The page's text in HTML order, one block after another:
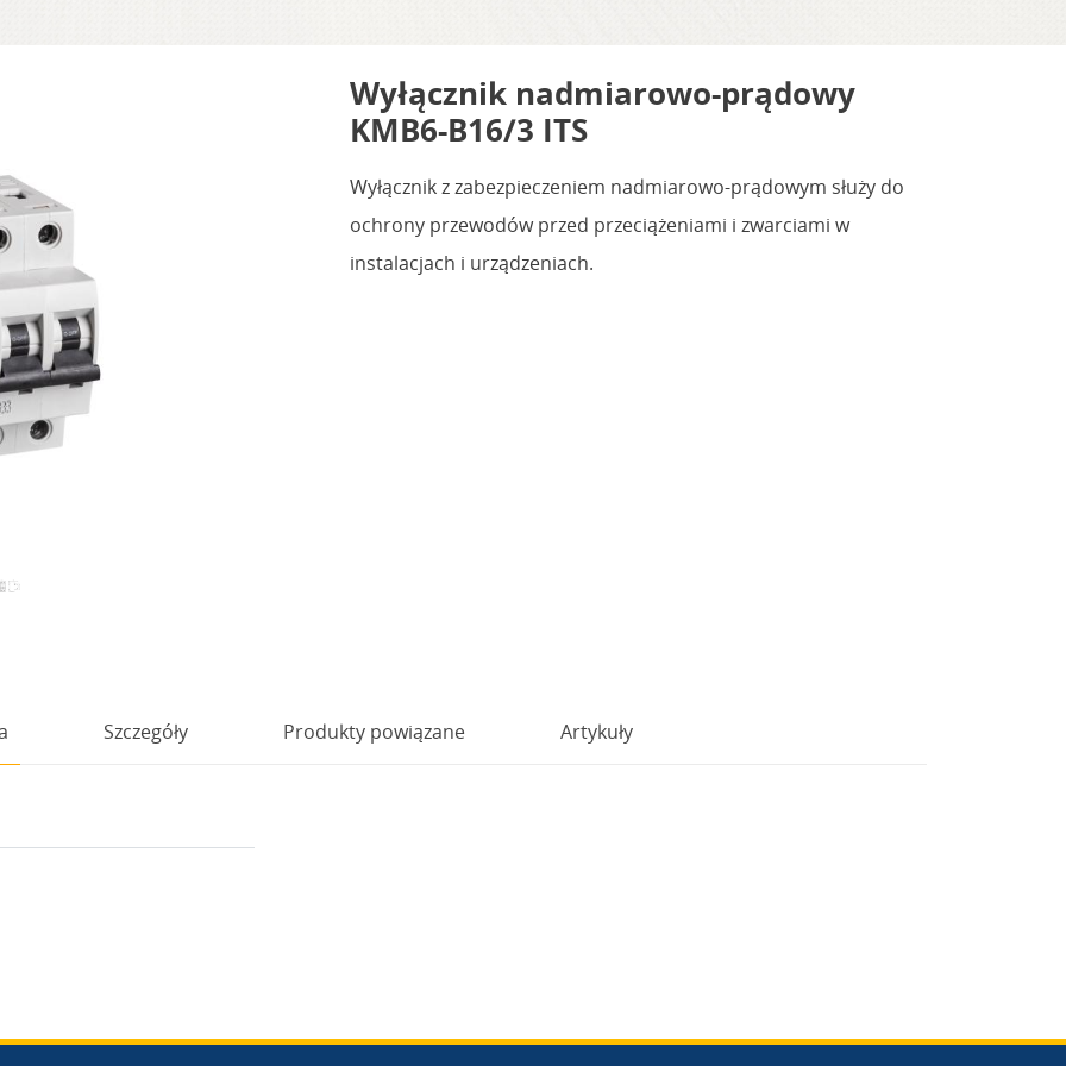
Wyłącznik nadmiarowo-prądowy
KMB6-B16/3 ITS
Wyłącznik z zabezpieczeniem nadmiarowo-prądowym służy do
ochrony przewodów przed przeciążeniami i zwarciami w
instalacjach i urządzeniach.
Szczegóły Produkty powiązane Artykuły